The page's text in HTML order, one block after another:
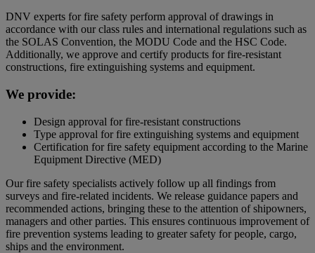
DNV experts for fire safety perform approval of drawings in
accordance with our class rules and international regulations such as
the SOLAS Convention, the MODU Code and the HSC Code.
Additionally, we approve and certify products for fire-resistant
constructions, fire extinguishing systems and equipment.
We provide:
Design approval for fire-resistant constructions
Type approval for fire extinguishing systems and equipment
Certification for fire safety equipment according to the Marine
Equipment Directive (MED)
Our fire safety specialists actively follow up all findings from
surveys and fire-related incidents. We release guidance papers and
recommended actions, bringing these to the attention of shipowners,
managers and other parties. This ensures continuous improvement of
fire prevention systems leading to greater safety for people, cargo,
ships and the environment.